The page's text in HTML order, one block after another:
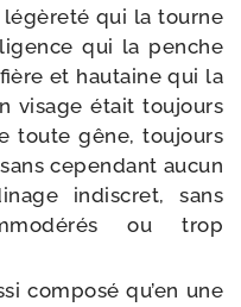
qui la tourne
qui la penche
et hau­taine qui la
visage était tou­jours
toute gêne, tou­jours
cepen­dant aucun
indis­cret, sans
ou trop
com­po­sé qu’en une